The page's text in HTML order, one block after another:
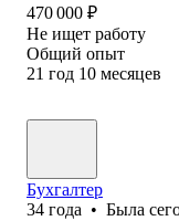
470 000 ₽
Не ищет работу
Общий опыт
21 год 10 месяцев
Бухгалтер
34 года • Была